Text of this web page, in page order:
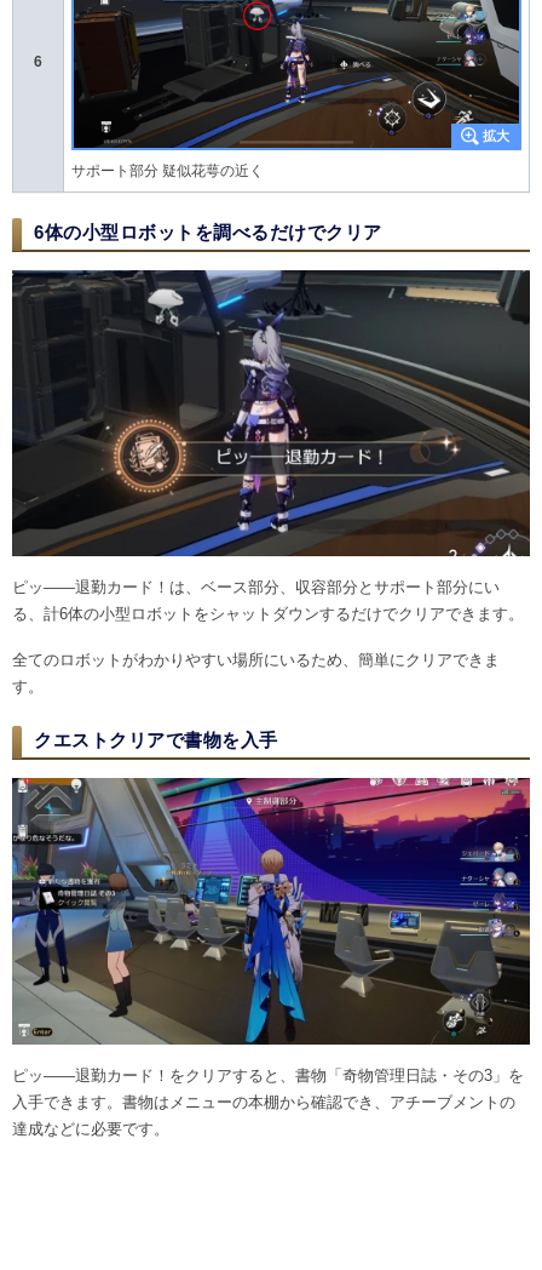
6
サポート部分 疑似花萼の近く
6体の小型ロボットを調べるだけでクリア
ピッ――退勤カード！は、ベース部分、収容部分とサポート部分にい
る、計6体の小型ロボットをシャットダウンするだけでクリアできます。
全てのロボットがわかりやすい場所にいるため、簡単にクリアできま
す。
クエストクリアで書物を入手
ピッ――退勤カード！をクリアすると、書物「奇物管理日誌・その3」を
入手できます。書物はメニューの本棚から確認でき、アチーブメントの
達成などに必要です。